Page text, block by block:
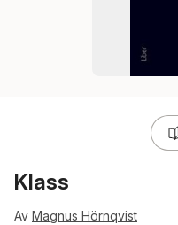
Klass
Av Magnus Hörnqvist